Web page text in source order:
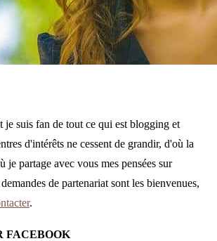
je suis fan de tout ce qui est blogging et
d'intérêts ne cessent de grandir, d'où la
je partage avec vous mes pensées sur
de partenariat sont les bienvenues,
.
FACEBOOK